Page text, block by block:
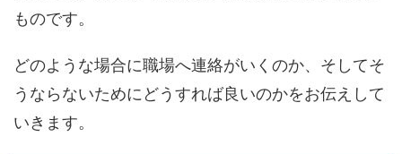
ものです。
どのような場合に職場へ連絡がいくのか、そしてそ
うならないためにどうすれば良いのかをお伝えして
いきます。